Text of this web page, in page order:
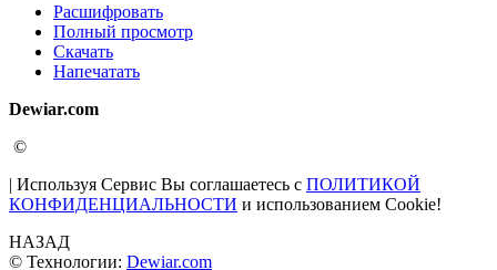
Расшифровать
Полный просмотр
Скачать
Напечатать
Dewiar.com
©
| Используя Сервис Вы соглашаетесь с ПОЛИТИКОЙ
КОНФИДЕНЦИАЛЬНОСТИ и использованием Cookie!
НАЗАД
© Технологии: Dewiar.com